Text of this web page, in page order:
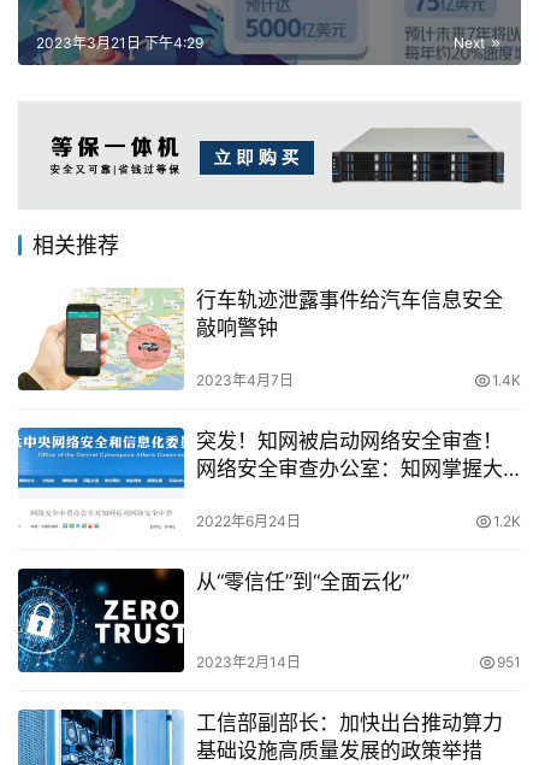
Next
2023年3月21日 下午4:29
相关推荐
行车轨迹泄露事件给汽车信息安全
敲响警钟
2023年4月7日 1.4K
突发！知网被启动网络安全审查！
网络安全审查办公室：知网掌握大
2022年6月24日 1.2K
从“零信任”到“全面云化”
2023年2月14日 951
工信部副部长：加快出台推动算力
基础设施高质量发展的政策举措